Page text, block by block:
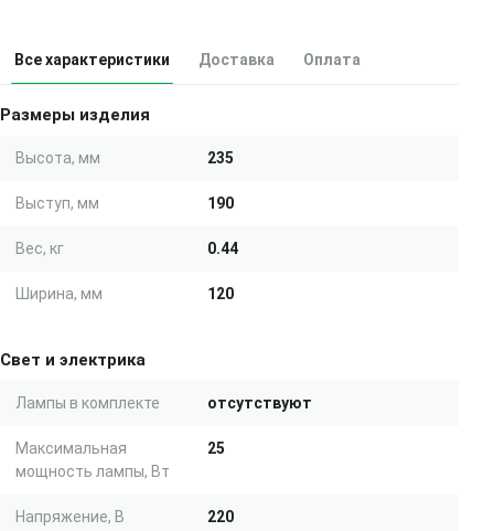
Все характеристики Доставка Оплата
Размеры изделия
Высота, мм 235
Выступ, мм 190
Вес, кг 0.44
Ширина, мм 120
Свет и электрика
Лампы в комплекте отсутствуют
Максимальная
мощность лампы, Вт
25
Напряжение, В 220